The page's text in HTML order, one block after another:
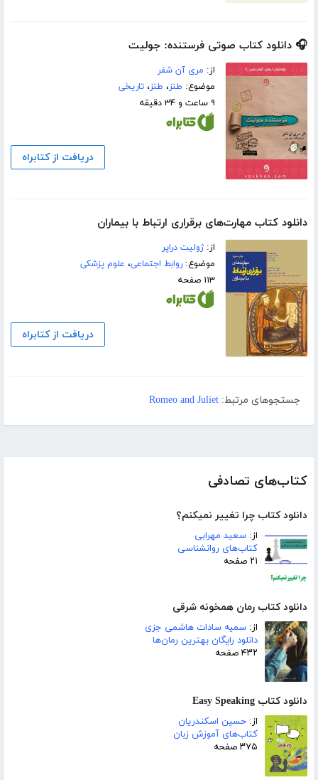
کتاب‌های تصادفی
دانلود کتاب چرا تغییر نمیکنم؟
از: سعید مهرابی
کتاب‌های روانشناسی
۲۱ صفحه
دانلود کتاب رمان همخونه شرقی
از: سمیه سادات هاشمی جزی
دانلود رایگان بهترین رمان‌ها
۴۳۲ صفحه
دانلود کتاب Easy Speaking
از: حسین اسکندریان
کتاب‌های آموزش زبان
۳۷۵ صفحه
🎧 دانلود کتاب صوتی فرستنده: جولیت
از: مری آن شفر
موضوع: طنز، طنز،تاریخی
۹ ساعت و ۳۴ دقیقه
دریافت از کتابراه
دانلود کتاب مهارت‌های برقراری ارتباط با بیماران
از:ژولیت دراپر
موضوع:روابط اجتماعی، علوم پزشکی
۱۱۳ صفحه
دریافت از کتابراه
جستجوهای مرتبط: Romeo and Juliet